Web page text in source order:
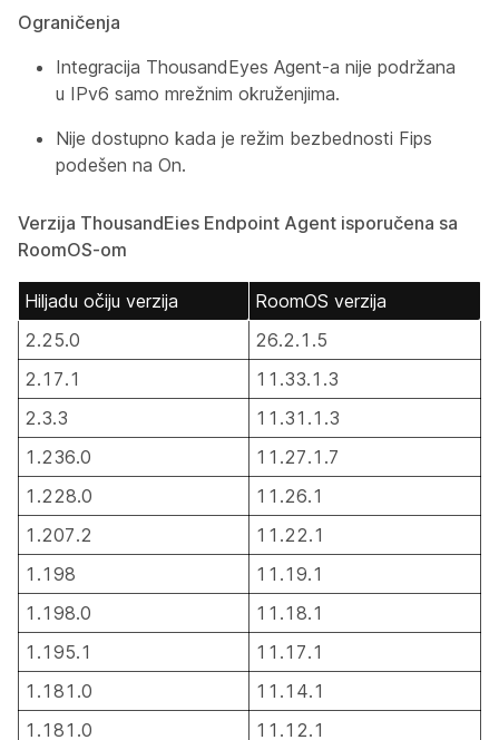
Ograničenja
Integracija ThousandEyes Agent-a nije podržana
u IPv6 samo mrežnim okruženjima.
Nije dostupno kada je režim bezbednosti Fips
podešen na On.
Verzija ThousandEies Endpoint Agent isporučena sa
RoomOS-om
Hiljadu očiju verzija
RoomOS verzija
2.25.0
26.2.1.5
2.17.1
11.33.1.3
2.3.3
11.31.1.3
1.236.0
11.27.1.7
1.228.0
11.26.1
1.207.2
11.22.1
1.198
11.19.1
1.198.0
11.18.1
1.195.1
11.17.1
1.181.0
11.14.1
1.181.0
11.12.1